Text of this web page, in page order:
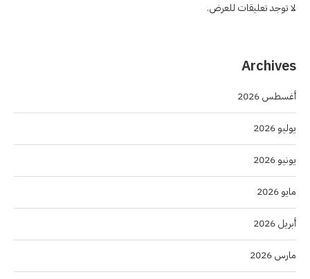
لا توجد تعليقات للعرض.
Archives
أغسطس 2026
يوليو 2026
يونيو 2026
مايو 2026
أبريل 2026
مارس 2026